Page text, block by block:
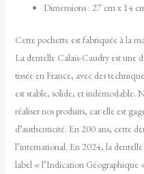
Dimensions : 27 cm x 14
Cette pochette est fabriquée à la
La dentelle Calais-Caudry est une
tissée en France, avec des
est stable, solide, et indémodable.
réaliser nos produits, car elle est
d’authenticité. En 200 ans, cette
l’international. En 2024, la
label « l’Indication Géographique